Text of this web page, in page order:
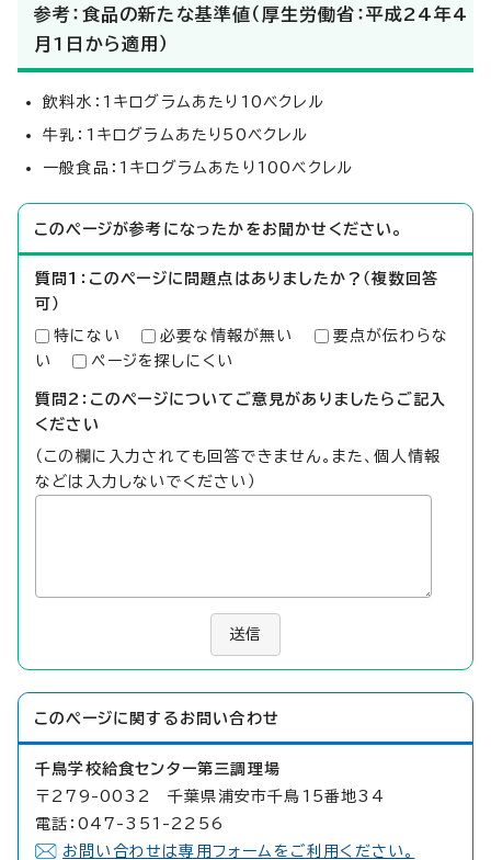
参考：食品の新たな基準値（厚生労働省：平成24年4
月1日から適用）
飲料水：1キログラムあたり10ベクレル
牛乳：1キログラムあたり50ベクレル
一般食品：1キログラムあたり100ベクレル
このページが参考になったかをお聞かせください。
質問1：このページに問題点はありましたか？（複数回答
可）
特にない 必要な情報が無い
要点が伝わらな
い
ページを探しにくい
質問2：このページについてご意見がありましたらご記入
ください
（この欄に入力されても回答できません。また、個人情報
などは入力しないでください）
送信
このページに関する お問い合わせ
千鳥学校給食センター第三調理場
〒279-0032 千葉県浦安市千鳥15番地34
電話：047-351-2256
お問い合わせは専用フォームをご利用ください。